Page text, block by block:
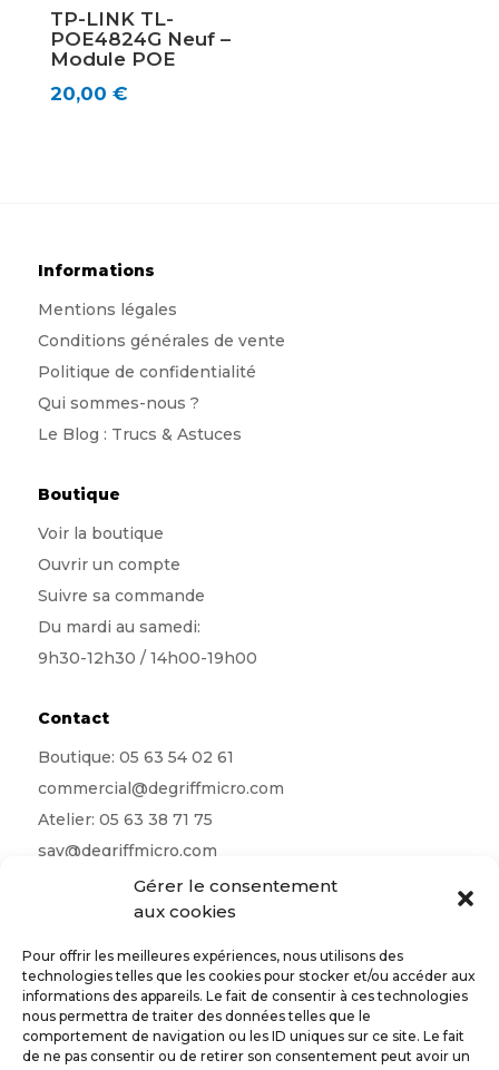
Gérer le consentement
aux cookies
Pour offrir les meilleures expériences, nous utilisons des
technologies telles que les cookies pour stocker et/ou accéder aux
informations des appareils. Le fait de consentir à ces technologies
nous permettra de traiter des données telles que le
comportement de navigation ou les ID uniques sur ce site. Le fait
de ne pas consentir ou de retirer son consentement peut avoir un
TP-LINK TL-
POE4824G Neuf –
Module POE
20,00 €
Informations
Mentions légales
Conditions générales de vente
Politique de confidentialité
Qui sommes-nous ?
Le Blog : Trucs & Astuces
Boutique
Voir la boutique
Ouvrir un compte
Suivre sa commande
Du mardi au samedi:
9h30-12h30 / 14h00-19h00
Contact
Boutique: 05 63 54 02 61
commercial@degriffmicro.com
Atelier: 05 63 38 71 75
sav@degriffmicro.com
albi@degriffmicro.com
16 Avenue de Garban 81990 Puygouzon
Suivez-nous